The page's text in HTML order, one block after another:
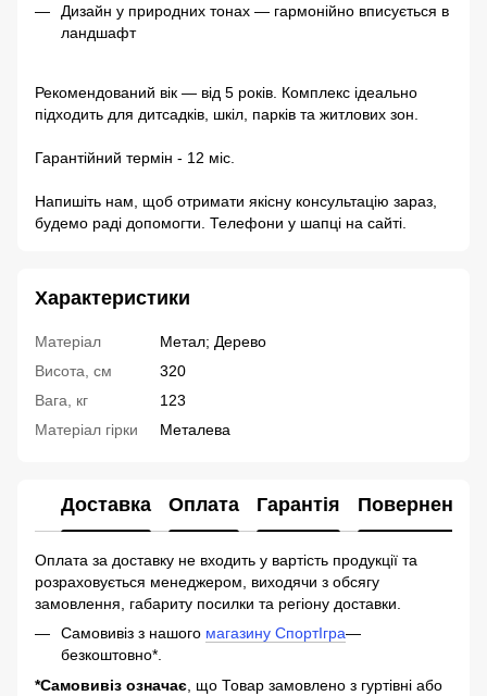
Дизайн у природних тонах — гармонійно вписується в
ландшафт
Рекомендований вік — від 5 років. Комплекс ідеально
підходить для дитсадків, шкіл, парків та житлових зон.
Гарантійний термін - 12 міс.
Напишіть нам, щоб отримати якісну консультацію зараз,
будемо раді допомогти. Телефони у шапці на сайті.
Характеристики
Матеріал
Метал; Дерево
Висота, см
320
Вага, кг
123
Матеріал гірки
Металева
Доставка Оплата Гарантія Повернення
Оплата за доставку не входить у вартість продукції та
розраховується менеджером, виходячи з обсягу
замовлення, габариту посилки та регіону доставки.
Самовивіз з нашого магазину СпортІгра—
безкоштовно*.
*Самовивіз означає, що Товар замовлено з гуртівні або